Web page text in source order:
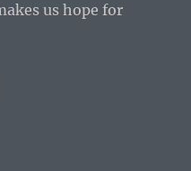
us hope for